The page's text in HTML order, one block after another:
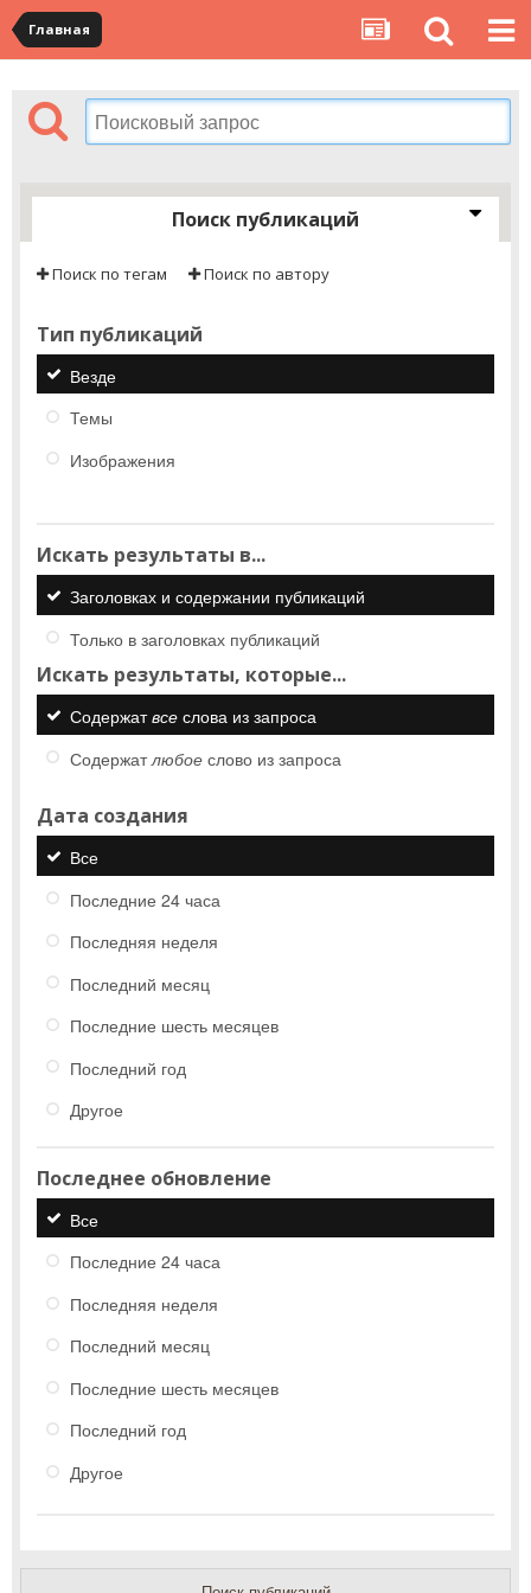
Главная
Поиск публикаций
Поиск по тегам Поиск по автору
Тип публикаций
Везде
Темы
Изображения
Искать результаты в...
Заголовках и содержании публикаций
Только в заголовках публикаций
Искать результаты, которые...
Содержатвсе слова из запроса
Содержатлюбое слово из запроса
Дата создания
Все
Последние 24 часа
Последняя неделя
Последний месяц
Последние шесть месяцев
Последний год
Другое
Последнее обновление
Все
Последние 24 часа
Последняя неделя
Последний месяц
Последние шесть месяцев
Последний год
Другое